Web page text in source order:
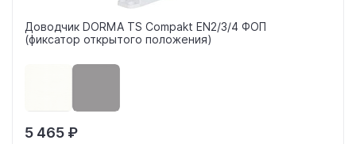
Доводчик DORMA TS Compakt EN2/3/4 ФОП
(фиксатор открытого положения)
5 465 ₽